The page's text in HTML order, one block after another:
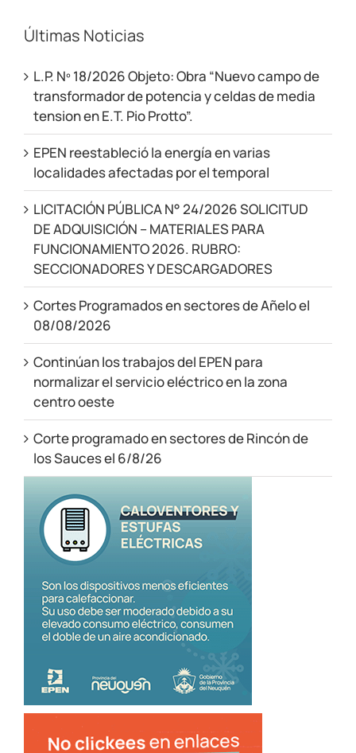
Últimas Noticias
L.P. Nº 18/2026 Objeto: Obra “Nuevo campo de
transformador de potencia y celdas de media
tension en E.T. Pio Protto”.
EPEN reestableció la energía en varias
localidades afectadas por el temporal
LICITACIÓN PÚBLICA N° 24/2026 SOLICITUD
DE ADQUISICIÓN – MATERIALES PARA
FUNCIONAMIENTO 2026. RUBRO:
SECCIONADORES Y DESCARGADORES
Cortes Programados en sectores de Añelo el
08/08/2026
Continúan los trabajos del EPEN para
normalizar el servicio eléctrico en la zona
centro oeste
Corte programado en sectores de Rincón de
los Sauces el 6/8/26